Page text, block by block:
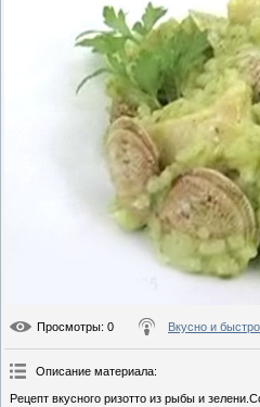
Просмотры: 0 Вкусно и быстро
Описание материала:
Рецепт вкусного ризотто из рыбы и